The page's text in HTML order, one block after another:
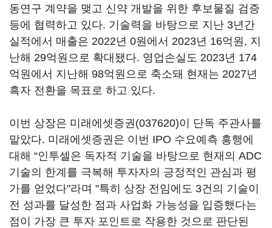
동연구 계약을 맺고 신약 개발을 위한 후보물질 검증
등에 협력하고 있다. 기술력을 바탕으로 지난 3년간
실적에서 매출은 2022년 0원에서 2023년 16억원, 지
난해 29억원으로 확대됐다. 영업손실도 2023년 174
억원에서 지난해 98억원으로 축소돼 현재는 2027년
흑자 전환을 목표로 하고 있다.
이번 상장은 미래에셋증권(037620)이 단독 주관사를
맡았다. 미래에셋증권은 이번 IPO 수요예측 흥행에
대해 “인투셀은 독자적 기술을 바탕으로 현재의 ADC
기술의 한계를 극복해 투자자의 긍정적인 관심과 평
가를 얻었다"라며 "특히 상장 전임에도 3건의 기술이
전 성과를 달성한 점과 사업화 가능성을 입증했다는
점이 가장 큰 투자 포인트로 작용한 것으로 판단된